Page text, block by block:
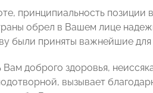
принципиальность позиции
обрел в Вашем лице
были приняты важнейшие
доброго здоровья,
вызывает